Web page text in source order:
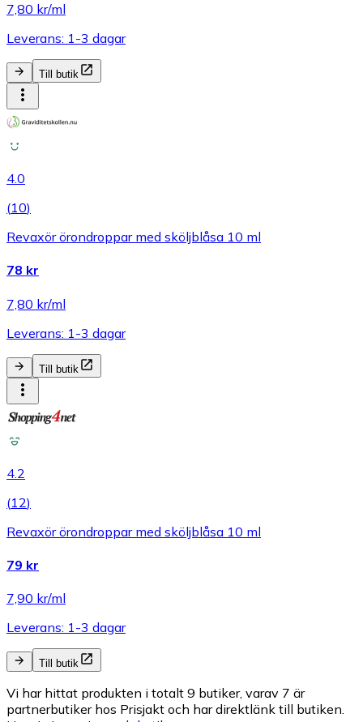
7,80 kr/ml
Leverans: 1-3 dagar
Till butik
4.0
(10)
Revaxör örondroppar med sköljblåsa 10 ml
78 kr
7,80 kr/ml
Leverans: 1-3 dagar
Till butik
4.2
(12)
Revaxör örondroppar med sköljblåsa 10 ml
79 kr
7,90 kr/ml
Leverans: 1-3 dagar
Till butik
Vi har hittat produkten i totalt 9 butiker, varav 7 är
partnerbutiker hos Prisjakt och har direktlänk till butiken.